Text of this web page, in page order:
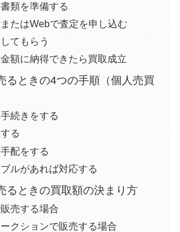
類を準備する
たはWebで査定を申し込む
てもらう
額に納得できたら買取成立
るときの4つの手順（個人売買
続きをする
る
配をする
ルがあれば対応する
るときの買取額の決まり方
売する場合
クションで販売する場合